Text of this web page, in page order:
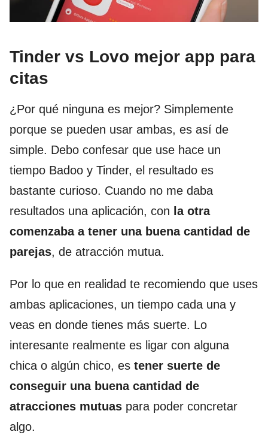
Tinder vs Lovo mejor app para
citas
¿Por qué ninguna es mejor? Simplemente
porque se pueden usar ambas, es así de
simple. Debo confesar que use hace un
tiempo Badoo y Tinder, el resultado es
bastante curioso. Cuando no me daba
resultados una aplicación, con la otra
comenzaba a tener una buena cantidad de
parejas, de atracción mutua.
Por lo que en realidad te recomiendo que uses
ambas aplicaciones, un tiempo cada una y
veas en donde tienes más suerte. Lo
interesante realmente es ligar con alguna
chica o algún chico, es tener suerte de
conseguir una buena cantidad de
atracciones mutuas para poder concretar
algo.